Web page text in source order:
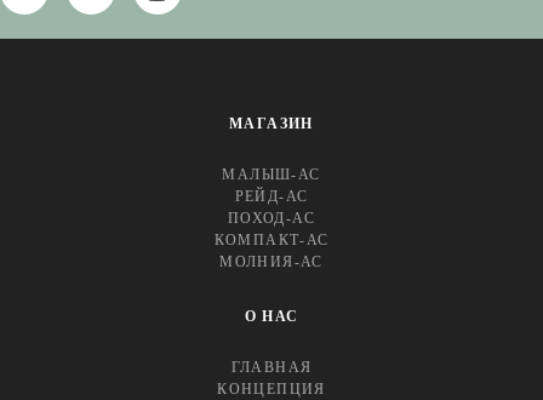
МАГАЗИН
МАЛЫШ-АС
РЕЙД-АС
ПОХОД-АС
КОМПАКТ-АС
МОЛНИЯ-АС
О НАС
ГЛАВНАЯ
КОНЦЕПЦИЯ